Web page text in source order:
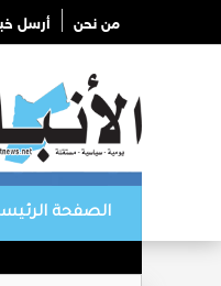
من نحن أرسل
الصفحة